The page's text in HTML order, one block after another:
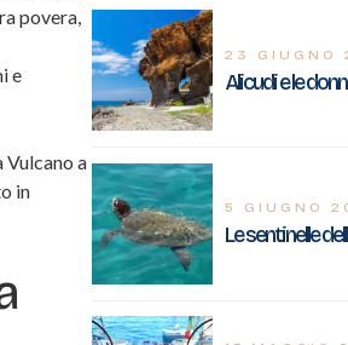
povera,
e
a
in
23 GIUGNO
Alicudi e le
5 GIUGNO
Le sentinelle